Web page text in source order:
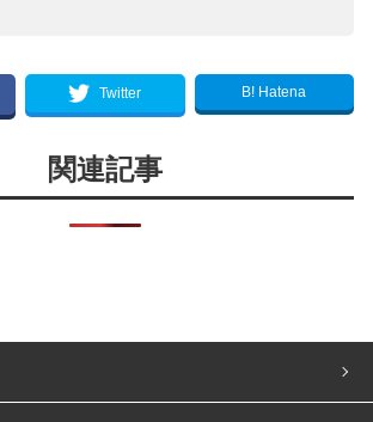
Twitter B! Hatena
関連記事